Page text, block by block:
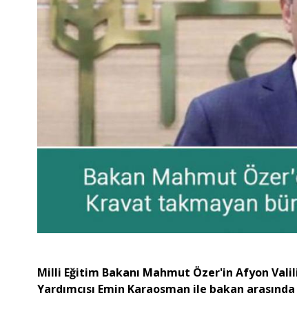
Milli Eğitim Bakanı Mahmut Özer'in Afyon
Yardımcısı Emin Karaosman ile bakan